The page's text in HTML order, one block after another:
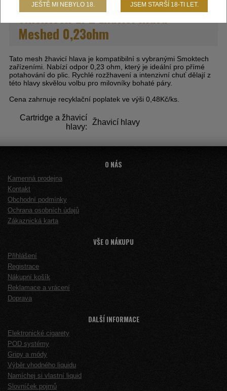
Smoktech LP2 žhavicí hlava
Meshed 0,23ohm
Tato mesh žhavicí hlava je kompatibilní s vybranými Smoktech
zařízeními. Nabízí odpor 0,23 ohm, který je ideální pro přímé
potahování do plic. Rychlé rozžhavení a intenzivní chuť dělají z
této hlavy skvělou volbu pro milovníky bohaté páry.
Cena zahrnuje recyklační poplatek ve výši 0,48Kč/ks.
Cartridge a žhavicí
hlavy:
Žhavicí hlavy
O NÁS
Kamenná prodejna
Kontakt
Obchodní podmínky
Ochrana osobních údajů
Zákaznická karta
VŠE O NÁKUPU
Přihlášení
Registrace
Nákupní košík
Reklamace a vrácení
Doprava
DALŠÍ INFORMACE
Elektronické cigarety
POD systémy
Gripy a módy
Výběr vhodného liquidu
Namíchej si vlastní liquid
Slovníček pojmů
JEŠTĚ MI NEBYLO 18. JSEM STARŠÍ 18-TI LET.